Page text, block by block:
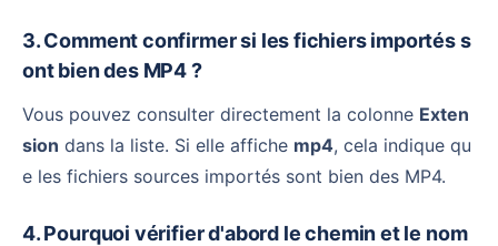
3. Comment confirmer si les fichiers importés s
ont bien des MP4 ?
Vous pouvez consulter directement la colonne Exten
sion dans la liste. Si elle affiche mp4, cela indique qu
e les fichiers sources importés sont bien des MP4.
4. Pourquoi vérifier d'abord le chemin et le nom